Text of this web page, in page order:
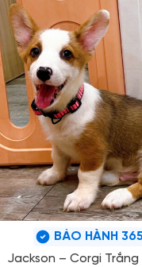
BẢO HÀNH
Jackson – Corgi